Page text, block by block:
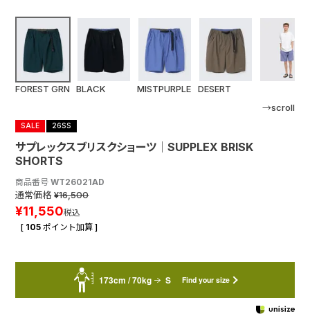
FOREST GRN BLACK MISTPURPLE
DESERT
→scroll
SALE 26SS
サプレックスブリスクショーツ│SUPPLEX BRISK
SHORTS
商品番号 WT26021AD
通常価格 ¥16,500
¥11,550税込
[ 105 ポイント加算 ]
173cm / 70kg S Find your size